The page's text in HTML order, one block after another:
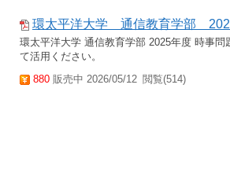
環太平洋大学 通信教育学部
環太平洋大学 通信教育学部 2025年度 時事
て活用ください。
880 販売中 2026/05/12 閲覧(514)